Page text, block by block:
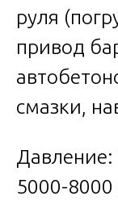
руля
привод
смазки,
Давление:
5000-8000